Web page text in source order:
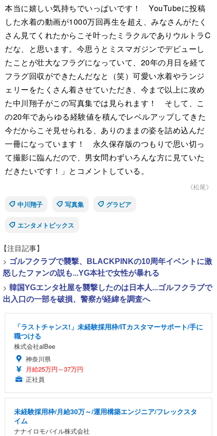
本当に嬉しい気持ちでいっぱいです！ YouTubeに投稿
した水着の動画が1000万回再生を超え、みなさんがたく
さん見てくれたからこそ叶ったミラクルでありウルトラC
だな、と思います。今思うとミスマガジンでデビューし
たことが壮大なフラグになっていて、20年の月日を経て
フラグ回収ができたんだなと（笑）可愛い水着やランジ
ェリーをたくさん着させていただき、今まで以上に攻め
た中川翔子がこの写真集では見られます！ そして、こ
の20年であらゆる経験値を積んでレベルアップしてきた
今だからこそ見せられる、ありのままの姿を詰め込んだ
一冊になっています！ 永久保存版のつもりで思い切っ
て撮影に臨んだので、男女問わずいろんな方に見ていた
だきたいです！」とコメントしている。
《松尾》
中川翔子
写真集 グラビア
エンタメトピックス
【注目記事】
> ゴルフクラブで襲撃、BLACKPINKの10周年イベントに激
怒したファンの説も...YG本社で女性が暴れる
> 韓国YGエンタ社屋を襲撃したのは日本人...ゴルフクラブで
出入口の一部を破損、警察が経緯を調査へ
「ラストチャンス!」未経験採用枠/ITカスタマーサポート/手に
職つける
株式会社alBee
神奈川県
月給25万円～37万円
正社員
未経験採用枠/月給30万～/運用構築エンジニア/フレックスタ
イム
ナナイロモバイル株式会社